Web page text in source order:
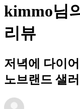
kimmo님
리뷰
저녁에 다이
노브랜드 샐